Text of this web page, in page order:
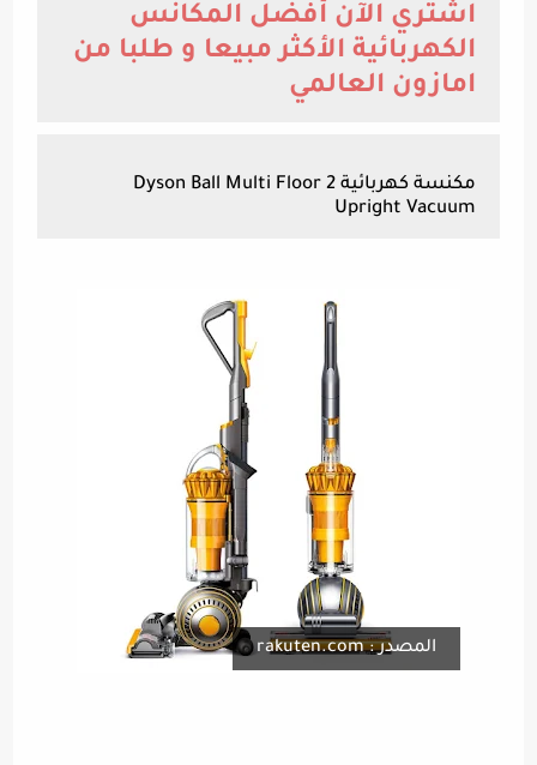
اشتري الآن أفضل المكانس
الكهربائية الأكثر مبيعا و طلبا من
امازون العالمي
مكنسة كهربائية Dyson Ball Multi Floor 2
Upright Vacuum
المصدر : rakuten.com